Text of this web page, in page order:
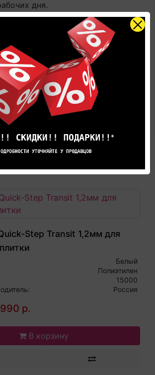
дня.
онлайн. Так будет дешевле!
может быть отличной от указанной
на фотографиях цвета товара
с реальными, а лишь дают
об оттенках цвета и
текстур.
Step Transit 1,2мм для
Белый
Полиэтилен
15000
Россия
990 р.
В корзину